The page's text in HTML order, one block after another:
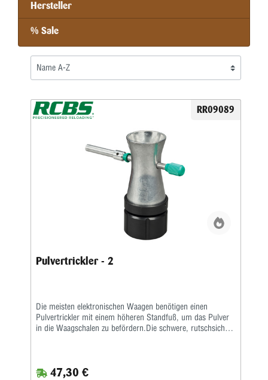
Hersteller
% Sale
RR09089
Pulvertrickler - 2
Die meisten elektronischen Waagen benötigen einen
Pulvertrickler mit einem höheren Standfuß, um das Pulver
in die Waagschalen zu befördern.Die schwere, rutschsichere
47,30 €